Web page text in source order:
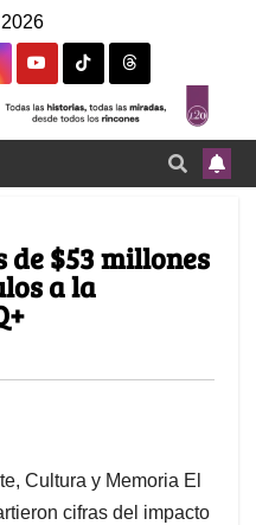
de $53 millones
a la
Cultura y Memoria El
cifras del impacto